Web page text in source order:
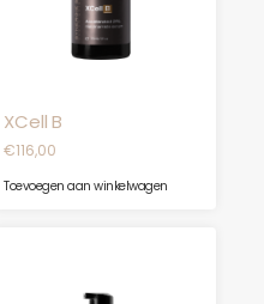
XCell B
€116,00
Toevoegen aan winkelwagen